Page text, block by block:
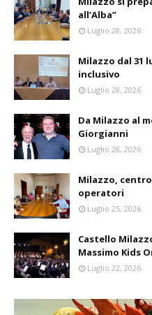
all’Alba”
Luglio 28, 2026
Milazzo dal 31
inclusivo
Luglio 28, 2026
Da Milazzo al
Giorgianni
Luglio 28, 2026
Milazzo,
operatori
Luglio 25, 2026
Castello
Massimo Kids
Luglio 22, 2026